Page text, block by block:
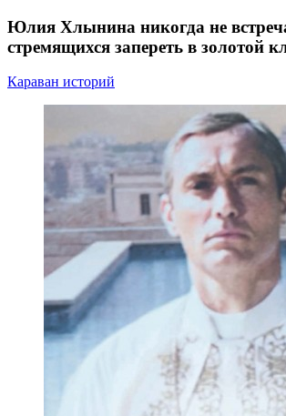
Юлия Хлынина никогда не
стремящихся запереть в золотой
Караван историй